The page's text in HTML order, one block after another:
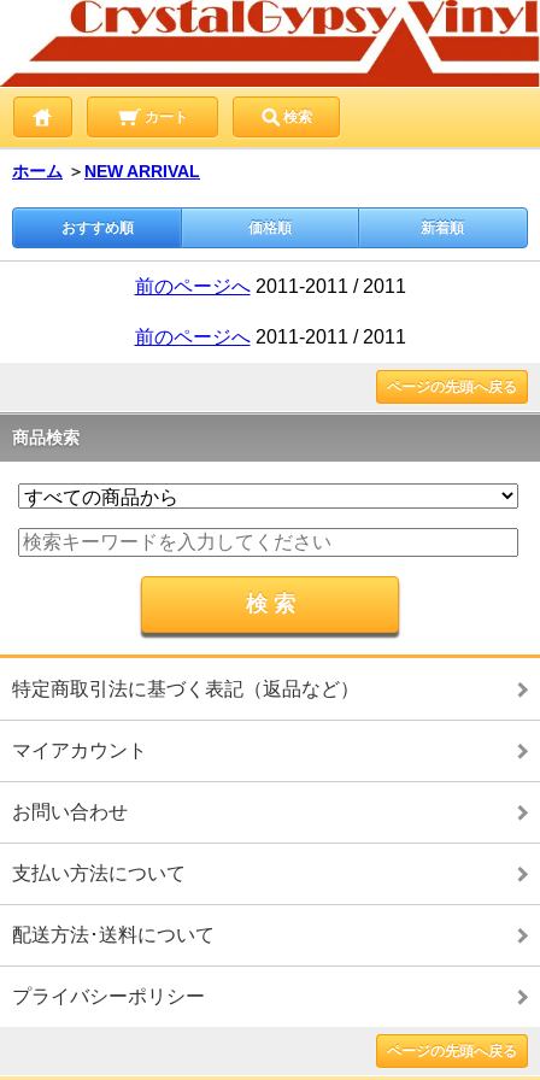
カート 検索
ホーム ＞ NEW ARRIVAL
おすすめ順 価格順 新着順
前のページへ2011-2011 / 2011
前のページへ2011-2011 / 2011
ページの先頭へ戻る
商品検索
特定商取引法に基づく表記（返品など）
マイアカウント
お問い合わせ
支払い方法について
配送方法･送料について
プライバシーポリシー
ページの先頭へ戻る